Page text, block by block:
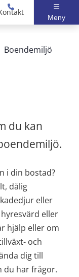
Meny
Boendemiljö
du kan
i din bostad?
dålig
eller
eller
hjälp eller om
och
dig till
du har frågor.